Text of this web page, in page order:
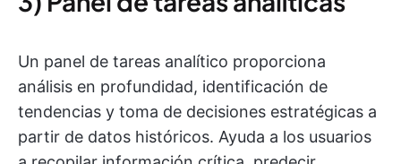
Un panel de tareas analítico proporciona
análisis en profundidad, identificación de
tendencias y toma de decisiones estratégicas a
partir de datos históricos. Ayuda a los usuarios